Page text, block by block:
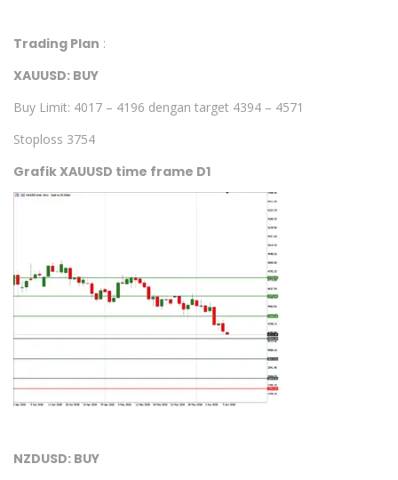
Trading Plan :
XAUUSD: BUY
Buy Limit: 4017 – 4196 dengan target 4394 – 4571
Stoploss 3754
Grafik XAUUSD time frame D1
NZDUSD: BUY